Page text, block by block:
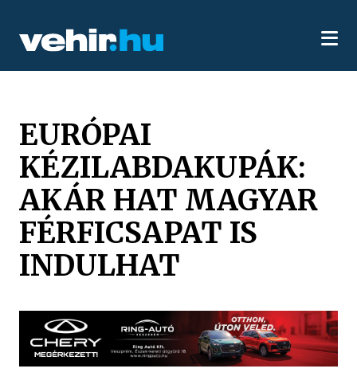
EURÓPAI
KÉZILABDAKUPÁK:
AKÁR HAT MAGYAR
FÉRFICSAPAT IS
INDULHAT